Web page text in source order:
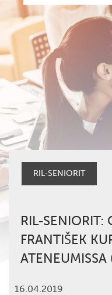
RIL-SENIORIT
RIL-SENIORIT:
FRANTIŠEK
ATENEUMISSA
16.04.2019